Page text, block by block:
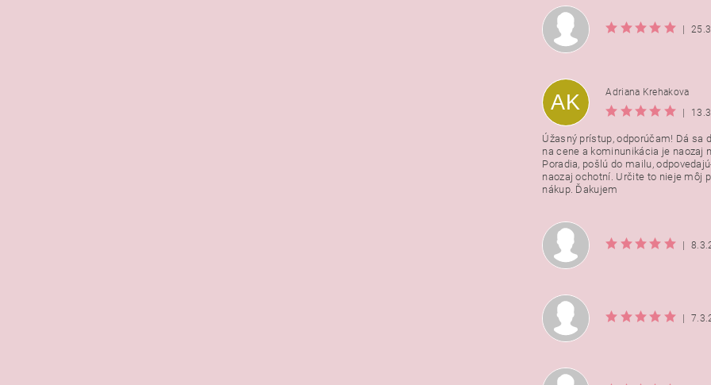
AK
Adriana Krehakova
Úžasný prístup, odporúčam! Dá sa
na cene a kominunikácia je naozaj
Poradia, pošlú do mailu,
naozaj ochotní. Určite to nieje môj
nákup. Ďakujem